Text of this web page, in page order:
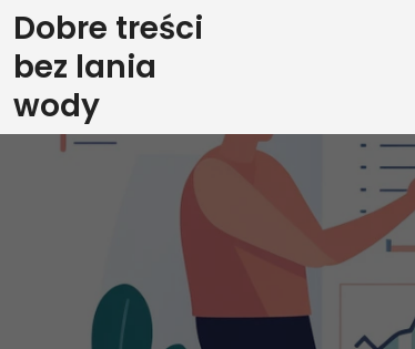
Skip
to
content
Dobre treści
bez lania
wody